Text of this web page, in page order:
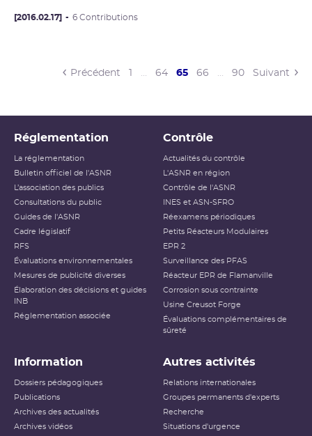
[2016.02.17] 6 Contributions
Précédent … 64 65(current)
66 … 90 Suivant
Réglementation
La réglementation
Bulletin officiel de l'ASNR
L’association des publics
Consultations du public
Guides de l'ASNR
Cadre législatif
RFS
Évaluations environnementales
Mesures de publicité diverses
Élaboration des décisions et guides
INB
Réglementation associée
Contrôle
Actualités du contrôle
L'ASNR en région
Contrôle de l'ASNR
INES et ASN-SFRO
Réexamens périodiques
Petits Réacteurs Modulaires
EPR 2
Surveillance des PFAS
Réacteur EPR de Flamanville
Corrosion sous contrainte
Usine Creusot Forge
Évaluations complémentaires de
sûreté
Information
Dossiers pédagogiques
Publications
Archives des actualités
Archives vidéos
Autres activités
Relations internationales
Groupes permanents d'experts
Recherche
Situations d'urgence